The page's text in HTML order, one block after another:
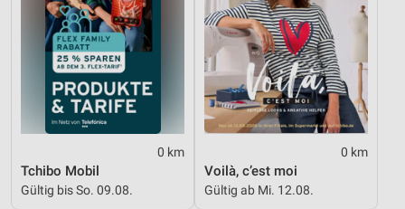
0 km
Tchibo Mobil
Gültig bis So. 09.08.
0 km
Voilà, c’est moi
Gültig ab Mi. 12.08.